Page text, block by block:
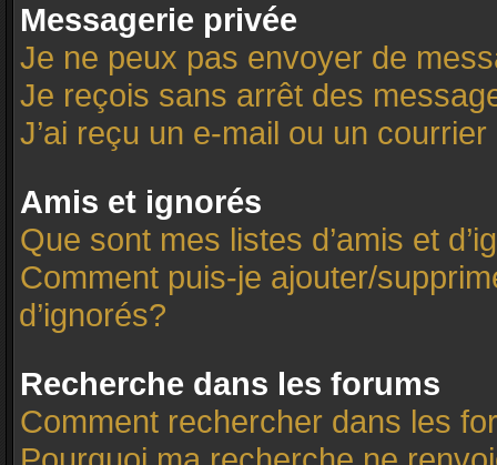
Messagerie privée
Je ne peux pas envoyer de
Je reçois sans arrêt des
J’ai reçu un e-mail ou un
Amis et ignorés
Que sont mes listes d’amis et
Comment puis-je ajouter/
d’ignorés?
Recherche dans les forums
Comment rechercher dans les